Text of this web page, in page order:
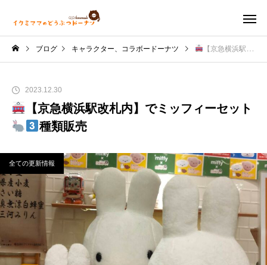
ブログ キャラクター、コラボードーナツ 【京急横浜駅改札内】でミッフィーセット
2023.12.30
【京急横浜駅改札内】でミッフィーセット
種類販売
全ての更新情報